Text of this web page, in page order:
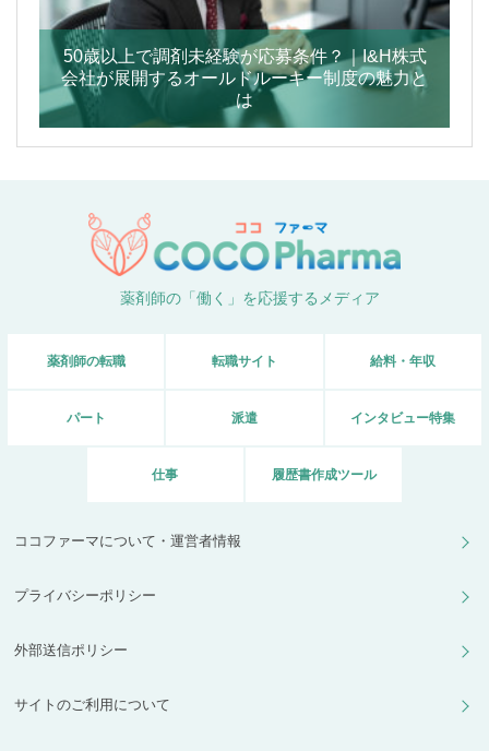
50歳以上で調剤未経験が応募条件？｜I&H株式
会社が展開するオールドルーキー制度の魅力と
は
薬剤師の「働く」を応援するメディア
薬剤師の転職 転職サイト 給料・年収
パート 派遣 インタビュー特集
仕事 履歴書作成ツール
ココファーマについて・運営者情報
プライバシーポリシー
外部送信ポリシー
サイトのご利用について